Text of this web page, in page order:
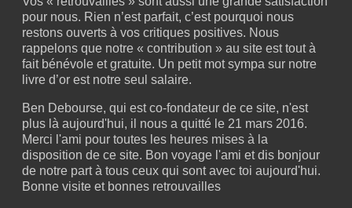
pour nous. Rien n’est parfait, c’est pourquoi nous
restons ouverts à vos critiques positives. Nous
rappelons que notre « contribution » au site est tout à
fait bénévole et gratuite. Un petit mot sympa sur notre
livre d’or est notre seul salaire.
Ben Debourse, qui est co-fondateur de ce site, n'est
plus là aujourd'hui, il nous a quitté le 21 mars 2016.
Merci l'ami pour toutes les heures mises à la
disposition de ce site. Bon voyage l'ami et dis bonjour
de notre part à tous ceux qui sont avec toi aujourd'hui.
Bonne visite et bonnes retrouvailles